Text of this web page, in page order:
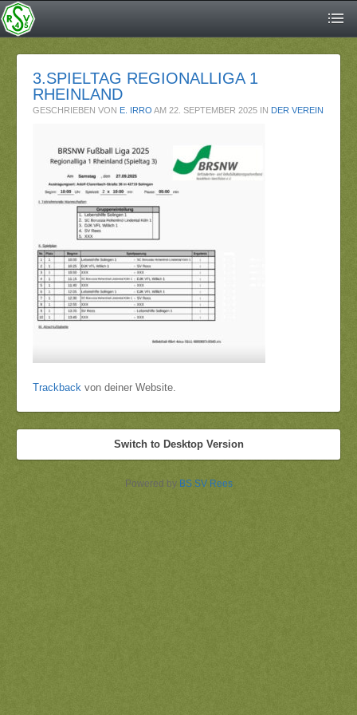
3.SPIELTAG REGIONALLIGA 1
RHEINLAND
GESCHRIEBEN VON E. IRRO AM 22. SEPTEMBER 2025 IN DER VEREIN
Trackback von deiner Website.
Switch to Desktop Version
Powered by BS SV Rees